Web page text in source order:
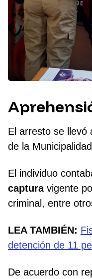
El arresto se llevó
de la
El individuo
capturavigente
criminal, entre
LEA TAMBIÉN:
detención de 11
De acuerdo con